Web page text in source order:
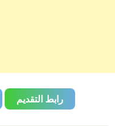
رابط التقديم